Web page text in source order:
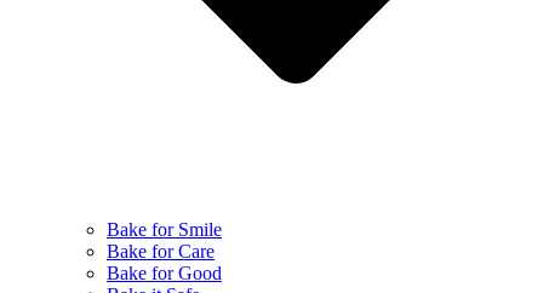
Bake for Smile
Bake for Care
Bake for Good